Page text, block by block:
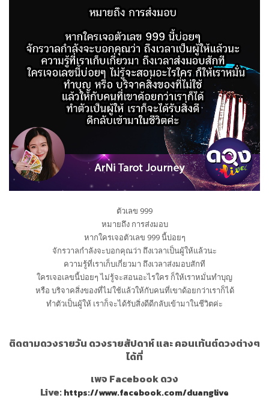
ตัวเลข 999
หมายถึง การส่งมอบ
หากใครเจอตัวเลข 999 นี้บ่อยๆ
จักรวาลกำลังจะบอกคุณว่า ถึงเวลาเป็นผู้ให้แล้วนะ
ความรู้ที่เราเก็บเกี่ยวมา ถึงเวลาส่งมอบสักที
ใครเจอเลขนี้บ่อยๆ ไม่รู้จะสอนอะไรใคร ก็ให้เราหมั่นทำบุญ
หรือ บริจาคสิ่งของที่ไม่ใช้แล้วให้กับคนที่เขาด้อยกว่าเราก็ได้
ทำตัวเป็นผู้ให้ เราก็จะได้รับสิ่งดีดีกลับเข้ามาในชีวิตค่ะ
ติดตามดวงรายวัน ดวงรายสัปดาห์ และ คอนเท้นต์ดวงต่างๆ
ได้ที่
เพจ Facebook ดวง
Live:https://www.facebook.com/duanglive